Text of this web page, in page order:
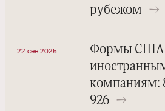
рубежом
→
22 сен 2025
Формы США
компаниям:
926 →